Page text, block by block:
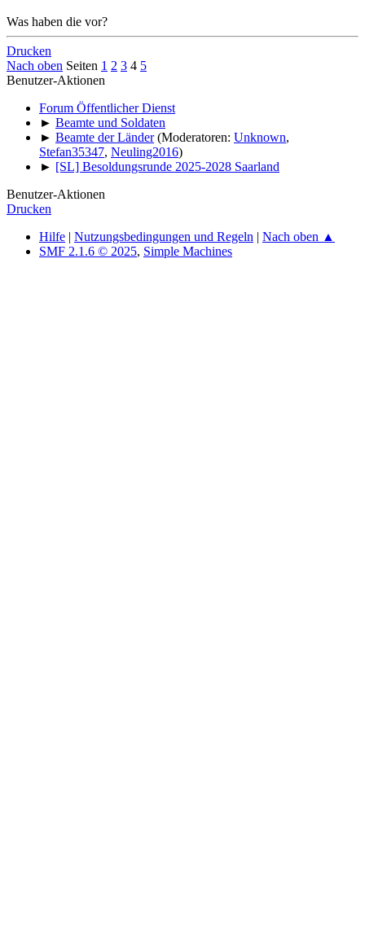
Was haben die vor?
Drucken
Nach oben Seiten 1 2 3 4 5
Benutzer-Aktionen
Forum Öffentlicher Dienst
► Beamte und Soldaten
► Beamte der Länder (Moderatoren: Unknown,
Stefan35347, Neuling2016)
► [SL] Besoldungsrunde 2025-2028 Saarland
Benutzer-Aktionen
Drucken
Hilfe | Nutzungsbedingungen und Regeln | Nach oben ▲
SMF 2.1.6 © 2025, Simple Machines